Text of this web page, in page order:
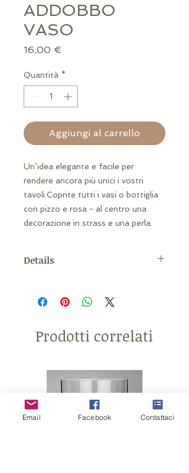
ADDOBBO
VASO
16,00 €
Quantità *
Aggiungi al carrello
Un’idea elegante e facile per
rendere ancora più unici i vostri
tavoli.Coprite tutti i vasi o bottiglia
con pizzo e rosa - al centro una
decorazione in strass e una perla.
Details
Prodotti correlati
Email Facebook Contattaci